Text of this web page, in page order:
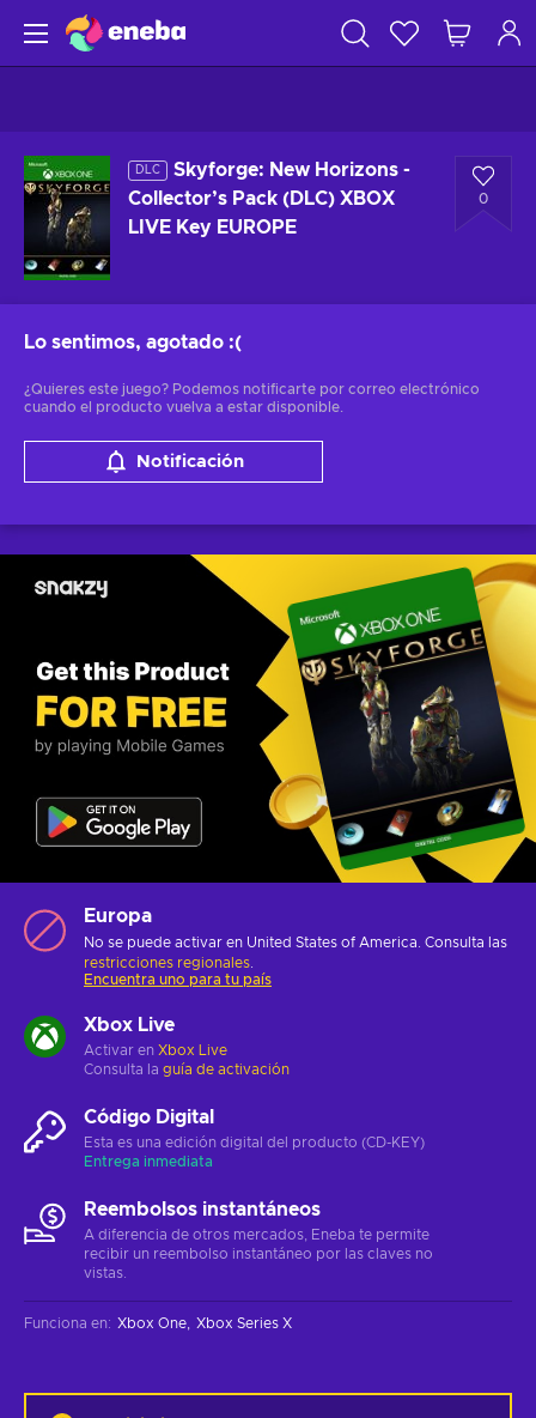
DLC
Skyforge: New Horizons -
Collector’s Pack (DLC) XBOX
LIVE Key EUROPE
0
Lo sentimos, agotado :(
¿Quieres este juego? Podemos notificarte por correo electrónico
cuando el producto vuelva a estar disponible.
Notificación
Europa
No se puede activar en United States of America. Consulta las
restricciones regionales
Encuentra uno para tu país
Xbox Live
Activar en Xbox Live
Consulta la guía de activación
Código Digital
Esta es una edición digital del producto (CD-KEY)
Entrega inmediata
Reembolsos instantáneos
A diferencia de otros mercados, Eneba te permite
recibir un reembolso instantáneo por las claves no
vistas.
Funciona en: Xbox One Xbox Series X